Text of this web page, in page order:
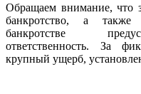
Обращаем внимание, что
банкротство, а также
банкротстве
ответственность. За
крупный ущерб,